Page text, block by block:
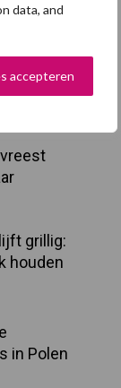
data, and
accepteren
grillig:
houden
in Polen